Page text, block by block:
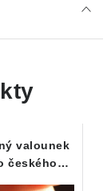
valounek
českého